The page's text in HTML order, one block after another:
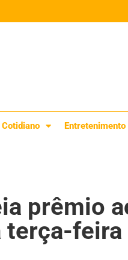
Cotidiano Entretenimento
prêmio
terça-feira